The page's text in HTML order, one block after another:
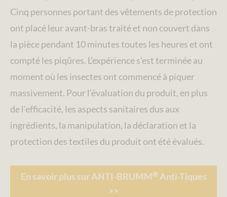
Cinq personnes portant des vêtements de protection
ont placé leur avant-bras traité et non couvert dans
la pièce pendant 10 minutes toutes les heures et ont
compté les piqûres. L’expérience s’est terminée au
moment où les insectes ont commencé à piquer
massivement. Pour l’évaluation du produit, en plus
de l’efficacité, les aspects sanitaires dus aux
ingrédients, la manipulation, la déclaration et la
protection des textiles du produit ont été évalués.
En savoir plus sur ANTI-BRUMM®Anti-Tiques
>>